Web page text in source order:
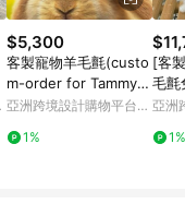
物前往 Pinkoi 頁
$5,300
客製寵物羊毛氈(custo
m-order for Tammy客
製下單專屬)
亞洲跨境設計購物平台
1%
[客
毛氈
訂購
亞洲
1%